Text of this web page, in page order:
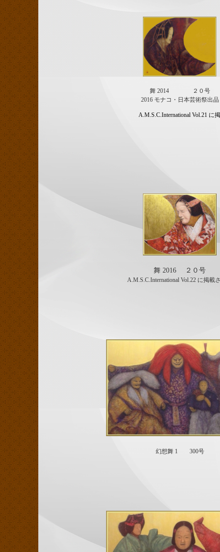
舞 2014 ２０号
2016 モナコ・日本芸術祭出品
A.M.S.C.International Vol.21 に
舞 2016 ２０号
A.M.S.C.International Vol.22 に掲載
幻想舞 1 300号